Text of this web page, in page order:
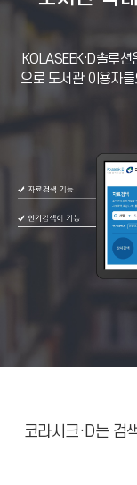
KOLASEEK·D솔루
으로 도서관 이용자
코라시크·D는 검